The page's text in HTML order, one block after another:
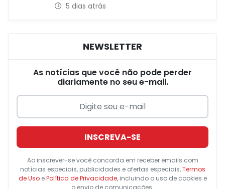
5 dias atrás
NEWSLETTER
As notícias que você não pode perder
diariamente no seu e-mail.
INSCREVA-SE
Ao inscrever-se você concorda em receber emails com
notícias especiais, publicidades e ofertas especiais,Termos
de UsoePolítica de Privacidade, incluindo o uso de cookies e
o envio de comunicações.